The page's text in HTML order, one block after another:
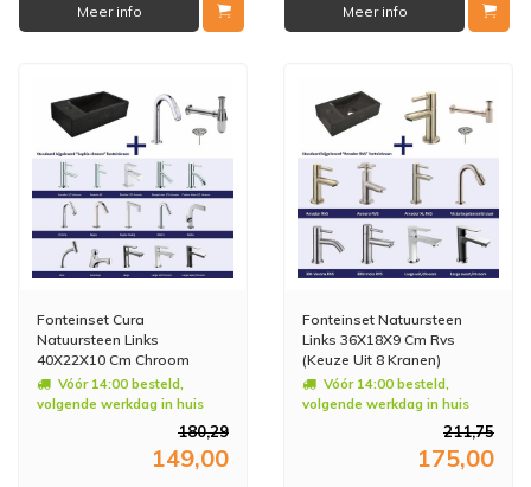
Meer info Meer info
Fonteinset Cura
Natuursteen Links
40X22X10 Cm Chroom
(Keuze Uit 20 Kranen)
Vóór 14:00 besteld,
volgende werkdag in huis
180,29
149,00
Fonteinset Natuursteen
Links 36X18X9 Cm Rvs
(Keuze Uit 8 Kranen)
Vóór 14:00 besteld,
volgende werkdag in huis
211,75
175,00